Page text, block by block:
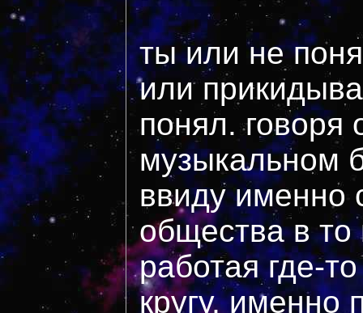
ты или не
или
понял. говоря
музыкальном
ввиду именно
общества в
работая где-
кругу,